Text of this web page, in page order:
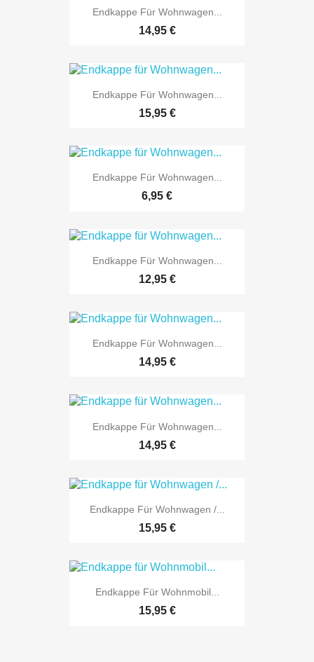
Endkappe Für Wohnwagen...
14,95 €
Endkappe Für Wohnwagen...
15,95 €
Endkappe Für Wohnwagen...
6,95 €
Endkappe Für Wohnwagen...
12,95 €
Endkappe Für Wohnwagen...
14,95 €
Endkappe Für Wohnwagen...
14,95 €
Endkappe Für Wohnwagen /...
15,95 €
Endkappe Für Wohnmobil...
15,95 €